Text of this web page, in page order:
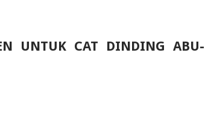
UNTUK CAT DINDING ABU-